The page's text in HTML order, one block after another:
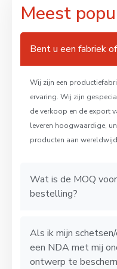
Meest
Bent u een fabriek
Wij zijn een
ervaring. Wij zijn
de verkoop en de export
leveren hoogwaardige,
producten aan
Wat is de MOQ
bestelling?
Als ik mijn
een NDA met mij
ontwerp te